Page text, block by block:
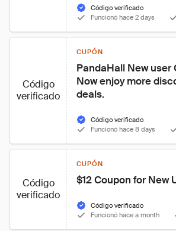
Código verificado
Funcionó hace 2 days
Código
verificado
CUPÓN
PandaHall New user
Now enjoy more
deals.
Código verificado
Funcionó hace 8 days
Código
verificado
CUPÓN
$12 Coupon for New
Código verificado
Funcionó hace a month